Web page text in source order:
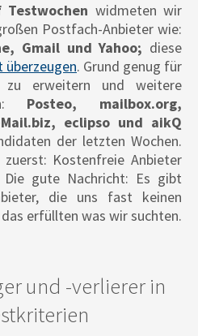
widmeten wir
Postfach-Anbieter wie:
Gmail und Yahoo; diese
überzeugen. Grund genug für
zu erweitern und weitere
Posteo, mailbox.org,
Mail.biz, eclipso und aikQ
der letzten Wochen.
Kostenfreie Anbieter
gute Nachricht: Es gibt
die uns fast keinen
erfüllten was wir suchten.
und -verlierer in